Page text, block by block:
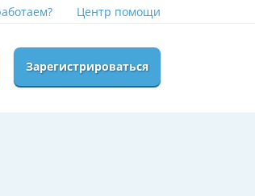
Центр помощи
Зарегистрироваться